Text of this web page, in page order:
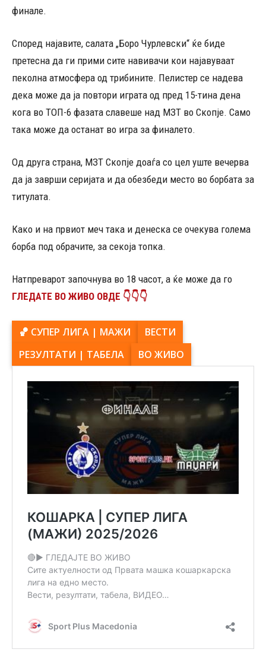
финале.
Според најавите, салата „Боро Чурлевски“ ќе биде
претесна да ги прими сите навивачи кои најавуваат
пеколна атмосфера од трибините. Пелистер се надева
дека може да ја повтори играта од пред 15-тина дена
кога во ТОП-6 фазата славеше над МЗТ во Скопје. Само
така може да останат во игра за финалето.
Од друга страна, МЗТ Скопје доаѓа со цел уште вечерва
да ја заврши серијата и да обезбеди место во борбата за
титулата.
Како и на првиот меч така и денеска се очекува голема
борба под обрачите, за секоја топка.
Натпреварот започнува во 18 часот, а ќе може да го
ГЛЕДАТЕ ВО ЖИВО ОВДЕ 👇👇👇
🏀 СУПЕР ЛИГА | МАЖИ
ВЕСТИ
РЕЗУЛТАТИ | ТАБЕЛА
ВО ЖИВО